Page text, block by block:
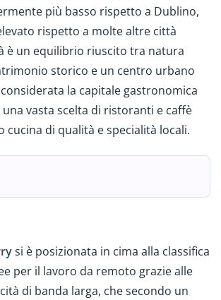
più basso rispetto a Dublino,
rispetto a molte altre città
è un equilibrio riuscito tra natura
storico e un centro urbano
la capitale gastronomica
vasta scelta di ristoranti e caffè
cucina di qualità e specialità locali.
si è posizionata in cima alla classifica
per il lavoro da remoto grazie alle
di banda larga, che secondo un